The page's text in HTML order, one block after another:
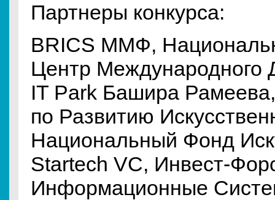
Партнеры конкурса:
BRICS ММФ,
Центр Международного
IT Park Башира
по Развитию
Национальный Фонд
Startech VC, Инвест-
Информационные